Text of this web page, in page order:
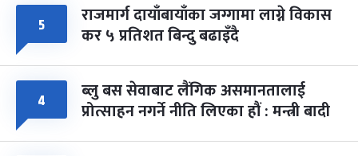
५ राजमार्ग दायाँबायाँका जग्गामा लाग्ने विकास
कर ५ प्रतिशत बिन्दु बढाइँदै
४ ब्लु बस सेवाबाट लैंगिक असमानतालाई
प्रोत्साहन नगर्ने नीति लिएका हौं : मन्त्री बादी